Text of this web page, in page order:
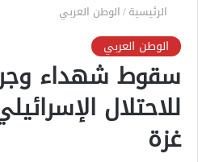
الرئيسية/الوطن العربي
الوطن العربي
سقوط شهداء
للاحتلال
غزة